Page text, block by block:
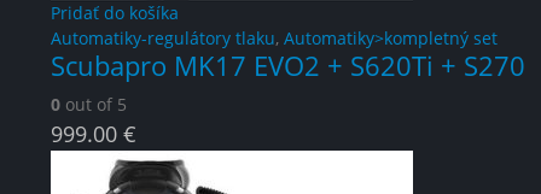
Pridať do košíka
Automatiky-regulátory tlaku, Automatiky>kompletný set
Scubapro MK17 EVO2 + S620Ti + S270
0 out of 5
999.00 €